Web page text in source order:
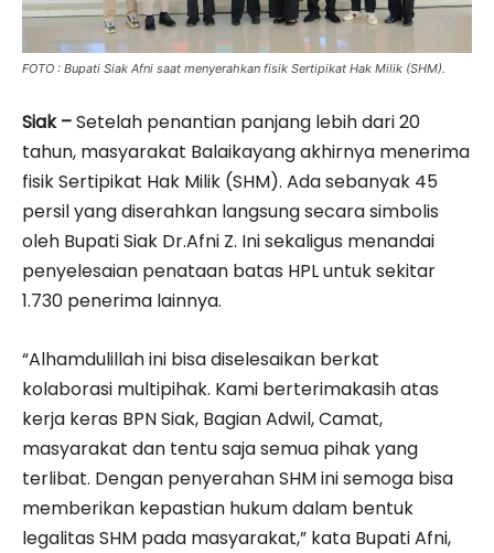
FOTO : Bupati Siak Afni saat menyerahkan fisik Sertipikat Hak Milik (SHM).
Siak –Setelah penantian panjang lebih dari 20
tahun, masyarakat Balaikayang akhirnya menerima
fisik Sertipikat Hak Milik (SHM). Ada sebanyak 45
persil yang diserahkan langsung secara simbolis
oleh Bupati Siak Dr.Afni Z. Ini sekaligus menandai
penyelesaian penataan batas HPL untuk sekitar
1.730 penerima lainnya.
“Alhamdulillah ini bisa diselesaikan berkat
kolaborasi multipihak. Kami berterimakasih atas
kerja keras BPN Siak, Bagian Adwil, Camat,
masyarakat dan tentu saja semua pihak yang
terlibat. Dengan penyerahan SHM ini semoga bisa
memberikan kepastian hukum dalam bentuk
legalitas SHM pada masyarakat,” kata Bupati Afni,